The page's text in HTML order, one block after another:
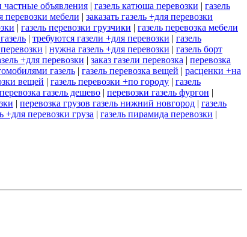
частные объявления | газель катюша перевозки | газель
перевозки мебели | заказать газель +для перевозки
| газель перевозки грузчики | газель перевозка мебели
| требуются газели +для перевозки | газель
| нужна газель +для перевозки | газель борт
+для перевозки | заказ газели перевозка | перевозка
газель | газель перевозка вещей | расценки +на
вещей | газель перевозки +по городу | газель
перевозка газель дешево | перевозки газель фургон |
| перевозка грузов газель нижний новгород | газель
+для перевозки груза | газель пирамида перевозки |